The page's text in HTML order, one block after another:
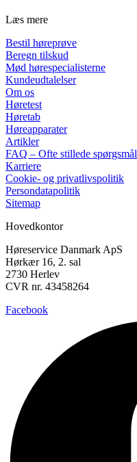
Læs mere
Bestil høreprøve
Beregn tilskud
Mød hørespecialisterne
Kundeudtalelser
Om os
Høretest
Høretab
Høreapparater
Artikler
FAQ – Ofte stillede spørgsmål
Karriere
Cookie- og privatlivspolitik
Persondatapolitik
Sitemap
Hovedkontor
Høreservice Danmark ApS
Hørkær 16, 2. sal
2730 Herlev
CVR nr. 43458264
Facebook